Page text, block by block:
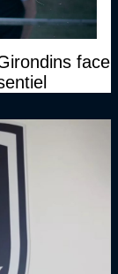
face